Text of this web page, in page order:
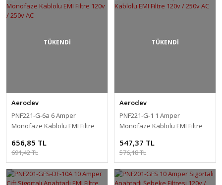
TÜKENDİ
Aerodev
PNF221-G-6a 6 Amper
Monofaze Kablolu EMI Filtre
656,85 TL
691,42 TL
TÜKENDİ
Aerodev
PNF221-G-1 1 Amper
Monofaze Kablolu EMI Filtre
547,37 TL
576,18 TL